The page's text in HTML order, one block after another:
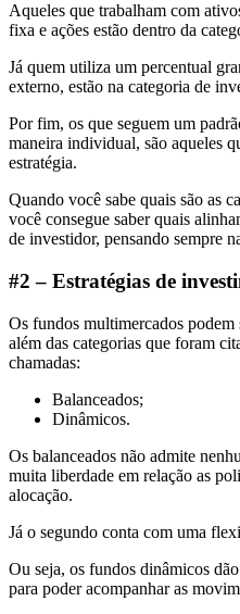
Aqueles que trabalham com
fixa e ações estão dentro da
Já quem utiliza um percentual
externo, estão na categoria de
Por fim, os que seguem um
maneira individual, são aqueles
estratégia.
Quando você sabe quais são as
você consegue saber quais
de investidor, pensando sempre
#2 – Estratégias de
Os fundos multimercados podem
além das categorias que foram
chamadas:
Balanceados;
Dinâmicos.
Os balanceados não admite
muita liberdade em relação as
alocação.
Já o segundo conta com uma
Ou seja, os fundos dinâmicos
para poder acompanhar as